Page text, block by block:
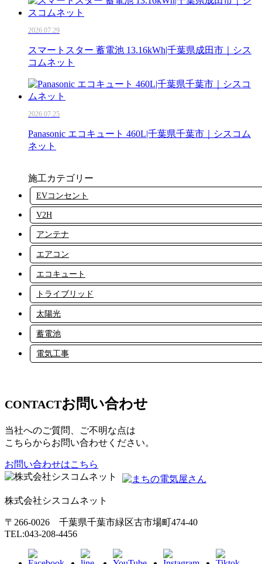
2026.07.29
スマートスター 蓄電池 13.16kWh|千葉県成田市｜シス
コムネット
2026.07.25
Panasonic エコキュート 460L|千葉県千葉市｜シスコム
ネット
施工カテゴリー
EVコンセント
V2H
アンテナ
エアコン
エコキュート
トライブリッド
太陽光
蓄電池
電気工事
CONTACTお問い合わせ
当社へのご質問、ご不明な点は
こちらからお問い合わせください。
お問い合わせはこちら
株式会社シスコムネット
〒266-0026 千葉県千葉市緑区古市場町474-40
TEL:043-208-4456